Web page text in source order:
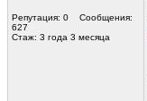
Репутация: 0 Сообщения:
627
Стаж: 3 года 3 месяца